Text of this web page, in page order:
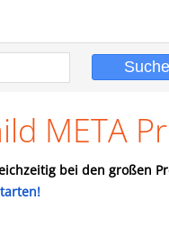
META
bei den großen